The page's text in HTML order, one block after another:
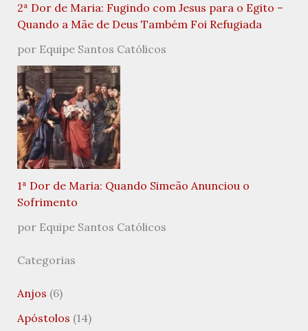
2ª Dor de Maria: Fugindo com Jesus para o Egito –
Quando a Mãe de Deus Também Foi Refugiada
por Equipe Santos Católicos
1ª Dor de Maria: Quando Simeão Anunciou o
Sofrimento
por Equipe Santos Católicos
Categorias
Anjos (6)
Apóstolos (14)